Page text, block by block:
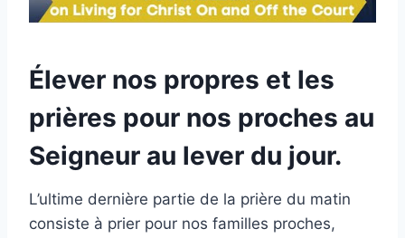
Élever nos propres et les
prières pour nos proches au
Seigneur au lever du jour.
L’ultime dernière partie de la prière du matin
consiste à prier pour nos familles proches,